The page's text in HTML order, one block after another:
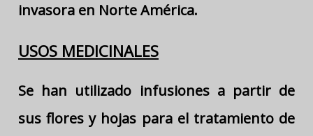
invasora en Norte América.
USOS MEDICINALES
Se han utilizado infusiones a partir de
sus flores y hojas para el tratamiento de